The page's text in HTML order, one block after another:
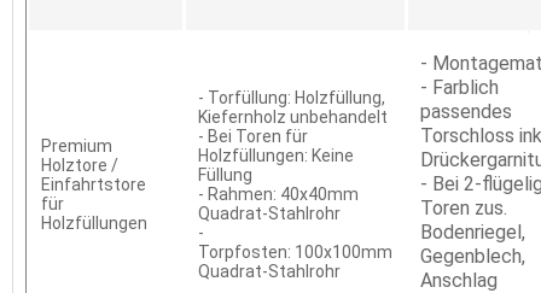
Premium
Holztore /
Einfahrtstore
für
Holzfüllungen
- Torfüllung: Holzfüllung,
Kiefernholz unbehandelt
- Bei Toren für
Holzfüllungen: Keine
Füllung
- Rahmen: 40x40mm
Quadrat-Stahlrohr
-
Torpfosten: 100x100mm
Quadrat-Stahlrohr
-
- Farblich
passendes
Torschloss
- Bei 2-
Toren zus.
Bodenriegel,
Gegenblech,
Anschlag